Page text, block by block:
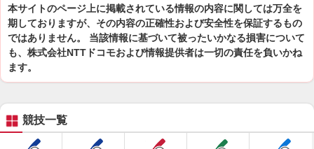
本サイトのページ上に掲載されている情報の内容に関しては万全を
期しておりますが、その内容の正確性および安全性を保証するもの
ではありません。 当該情報に基づいて被ったいかなる損害について
も、株式会社NTTドコモおよび情報提供者は一切の責任を負いかね
ます。
競技一覧